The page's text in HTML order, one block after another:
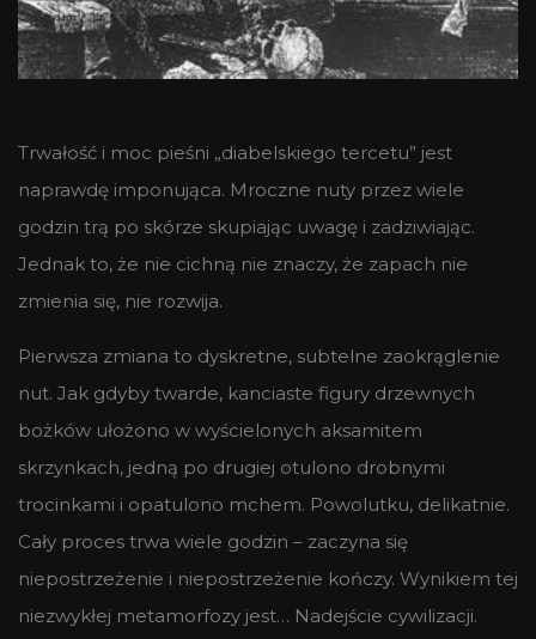
Trwałość i moc pieśni „diabelskiego tercetu” jest
naprawdę imponująca. Mroczne nuty przez wiele
godzin trą po skórze skupiając uwagę i zadziwiając.
Jednak to, że nie cichną nie znaczy, że zapach nie
zmienia się, nie rozwija.
Pierwsza zmiana to dyskretne, subtelne zaokrąglenie
nut. Jak gdyby twarde, kanciaste figury drzewnych
bożków ułożono w wyścielonych aksamitem
skrzynkach, jedną po drugiej otulono drobnymi
trocinkami i opatulono mchem. Powolutku, delikatnie.
Cały proces trwa wiele godzin – zaczyna się
niepostrzeżenie i niepostrzeżenie kończy. Wynikiem tej
niezwykłej metamorfozy jest… Nadejście cywilizacji.